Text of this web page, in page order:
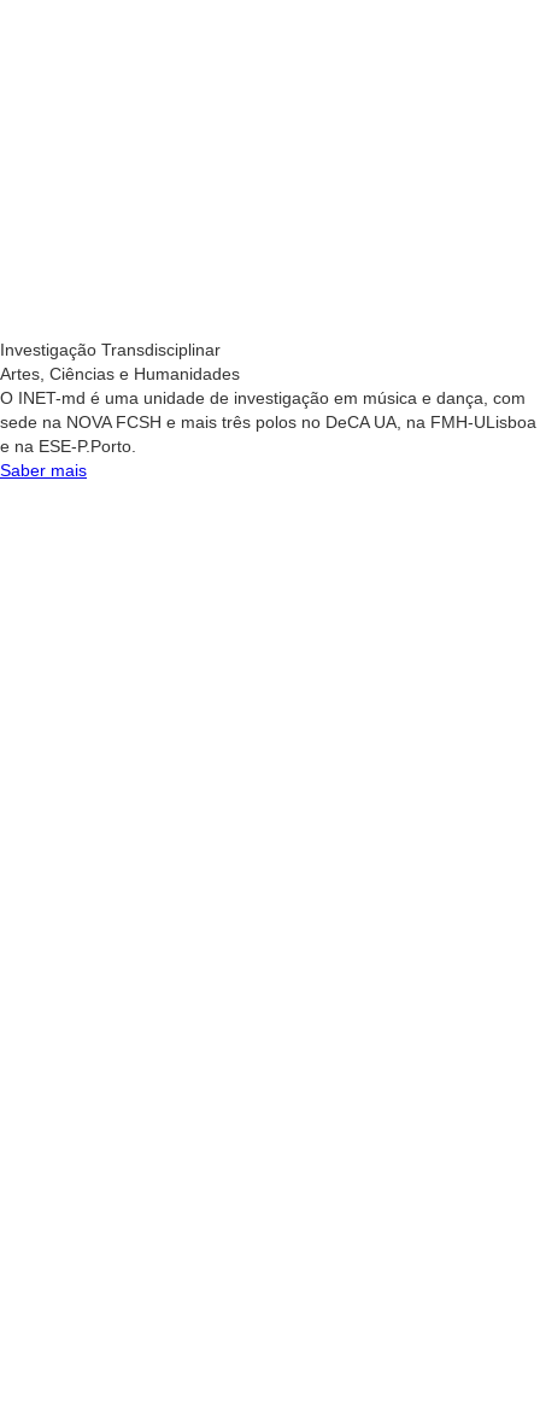
Investigação Transdisciplinar
Artes, Ciências e Humanidades
O INET-md é uma unidade de investigação em música e dança, com
sede na NOVA FCSH e mais três polos no DeCA UA, na FMH-ULisboa
e na ESE-P.Porto.
Saber mais